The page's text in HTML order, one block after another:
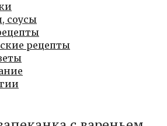
соусы
рецепты